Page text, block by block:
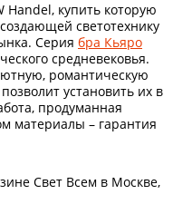
купить которую
светотехнику
Серия бра Кьяро
средневековья.
романтическую
установить их в
продуманная
материалы – гарантия
Свет Всем в Москве,